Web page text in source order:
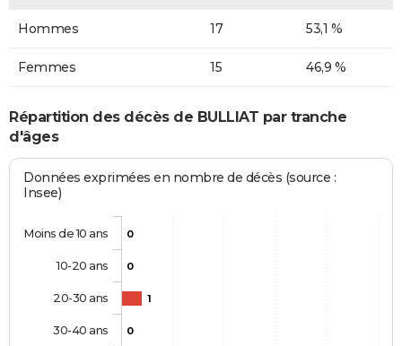
Hommes 17 53,1 %
Femmes 15 46,9 %
Répartition des décès de BULLIAT par tranche
d'âges
Données exprimées en nombre de décès (source :
Insee)
0
0
1
0
Moins de 10 ans
10-20 ans
20-30 ans
30-40 ans